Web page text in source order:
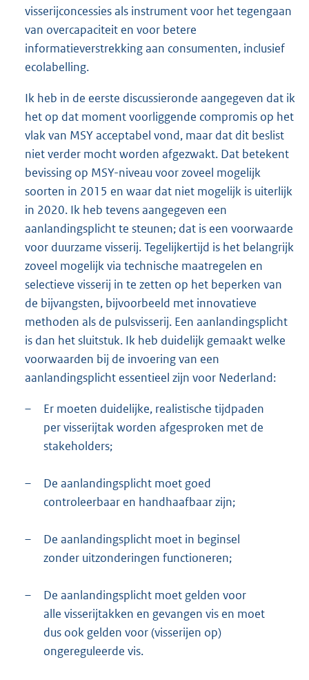
visserijconcessies als instrument voor het tegengaan
van overcapaciteit en voor betere
informatieverstrekking aan consumenten, inclusief
ecolabelling.
Ik heb in de eerste discussieronde aangegeven dat ik
het op dat moment voorliggende compromis op het
vlak van MSY acceptabel vond, maar dat dit beslist
niet verder mocht worden afgezwakt. Dat betekent
bevissing op MSY-niveau voor zoveel mogelijk
soorten in 2015 en waar dat niet mogelijk is uiterlijk
in 2020. Ik heb tevens aangegeven een
aanlandingsplicht te steunen; dat is een voorwaarde
voor duurzame visserij. Tegelijkertijd is het belangrijk
zoveel mogelijk via technische maatregelen en
selectieve visserij in te zetten op het beperken van
de bijvangsten, bijvoorbeeld met innovatieve
methoden als de pulsvisserij. Een aanlandingsplicht
is dan het sluitstuk. Ik heb duidelijk gemaakt welke
voorwaarden bij de invoering van een
aanlandingsplicht essentieel zijn voor Nederland:
–
Er moeten duidelijke, realistische tijdpaden
per visserijtak worden afgesproken met de
stakeholders;
–
De aanlandingsplicht moet goed
controleerbaar en handhaafbaar zijn;
–
De aanlandingsplicht moet in beginsel
zonder uitzonderingen functioneren;
–
De aanlandingsplicht moet gelden voor
alle visserijtakken en gevangen vis en moet
dus ook gelden voor (visserijen op)
ongereguleerde vis.